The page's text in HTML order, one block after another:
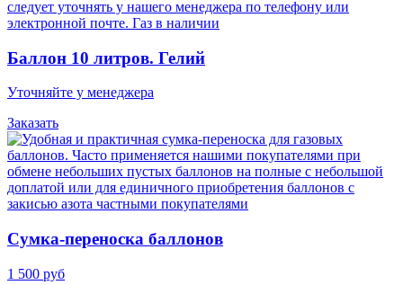
Баллон 10 литров. Гелий
Уточняйте у менеджера
Заказать
Cумка-переноска баллонов
1 500 руб